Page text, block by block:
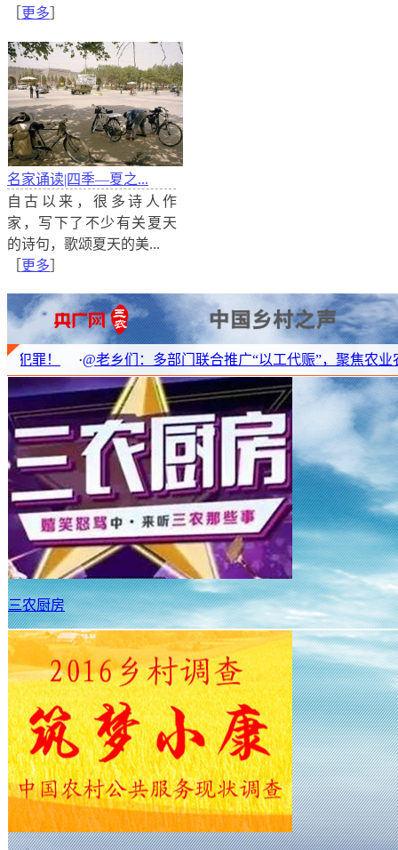
若尔盖之秋
10月27日，在若尔盖国家湿地公园花湖上，一只水鸟在
湿地公园位于阿坝藏族羌族自治州若尔盖县境内，总面
云南西北部地区打造绿色屏障
近年来，围绕生态优先、绿色发展的定位，地处长江上
色屏障，通过水土涵养工程、退耕还林还草、生物多样
护青山绿水。
更多
名家诵读|四季—夏之...
自古以来，很多诗人作
家，写下了不少有关夏天
的诗句，歌颂夏天的美...
更多
老乡们：多部门联合推广“以工代赈”，聚焦农业农村五大领域
三农厨房